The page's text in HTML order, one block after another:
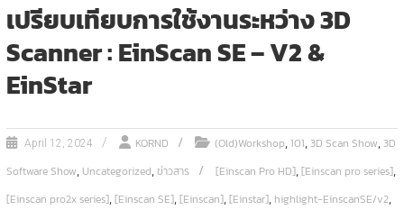
เปรียบเทียบการใช้งานระหว่าง 3D
Scanner : EinScan SE – V2 &
EinStar
April 12, 2024 KORND (Old)Workshop,101,3D Scan Show,3D
Software Show, Uncategorized,ข่าวสาร [Einscan Pro HD],[Einscan pro series],
[Einscan pro2x series],[Einscan SE],[Einscan],[Einstar], highlight-EinscanSE/v2,